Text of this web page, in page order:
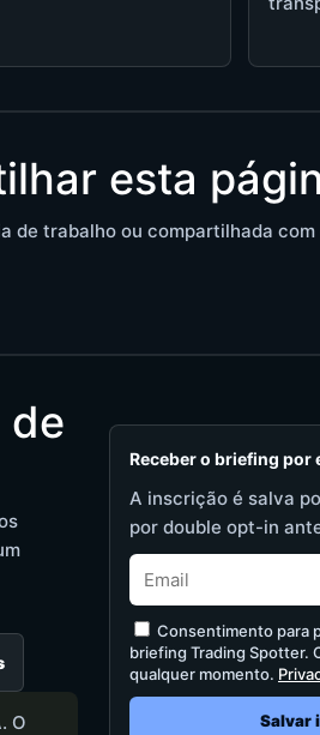
esta
de trabalho ou compartilhada
de
O
Receber o briefing por
A inscrição é salva
por double opt-in
Consentimento para
briefing Trading Spotter.
qualquer momento.
Salvar